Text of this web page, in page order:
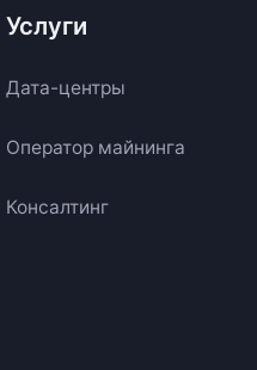
Услуги
Дата-центры
Оператор майнинга
Консалтинг